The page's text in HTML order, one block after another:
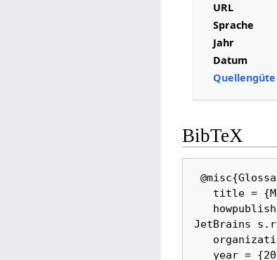
URL
Sprache
Jahr
Datum
Quellengüte
BibTeX
JetBrains